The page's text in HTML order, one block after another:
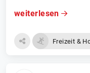
weiterlesen
Freizeit &